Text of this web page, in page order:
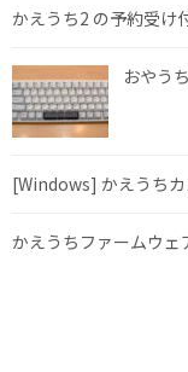
かえうち2 の予約受け
おやう
[Windows] かえうち
かえうちファームウェ